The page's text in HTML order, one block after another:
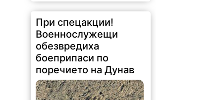
148 | 2026-08-05 10:14:31
Специализираният екип от
врачанското военно